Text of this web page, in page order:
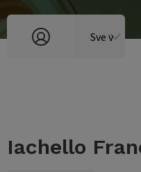
Iachello